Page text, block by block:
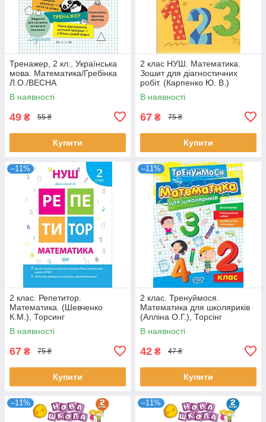
Тренажер, 2 кл., Українська
мова. Математика/Гребінка
Л.О./ВЕСНА
В наявності
49 ₴ 55 ₴
Купити
2 клас НУШ. Математика.
Зошит для діагностичних
робіт. (Карпенко Ю. В.)
Генеза
В наявності
67 ₴ 75 ₴
Купити
–11%
2 клас. Репетитор.
Математика. (Шевченко
К.М.), Торсинг
В наявності
67 ₴ 75 ₴
Купити
–11%
2 клас. Тренуймося.
Математика для школяриків
(Алліна О.Г.), Торсінг
В наявності
42 ₴ 47 ₴
Купити
–11% –11%